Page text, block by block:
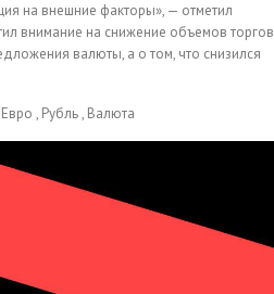
на внешние факторы», — отметил
внимание на снижение объемов торгов
валюты, а о том, что снизился
, Рубль , Валюта